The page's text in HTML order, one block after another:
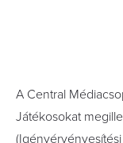
A Central
Játékosokat
(Igényérvényesítési